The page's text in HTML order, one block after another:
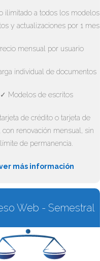
ilimitado a todos los modelos
y actualizaciones por 1 mes
mensual por usuario
individual de documentos
✓ Modelos de escritos
de crédito o tarjeta de
con renovación mensual, sin
límite de permanencia.
más información
Web - Semestral